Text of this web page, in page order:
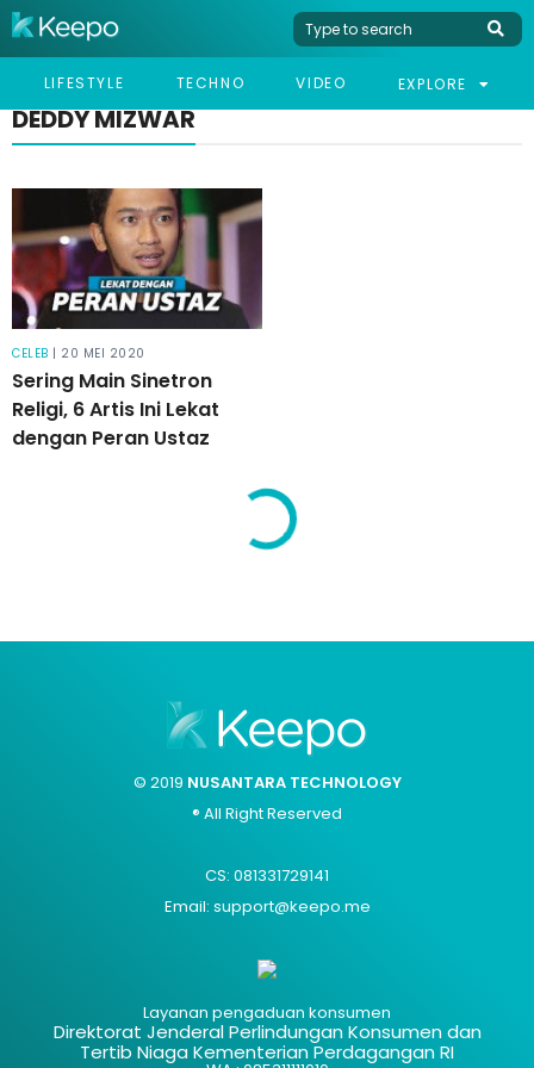
LIFESTYLE TECHNO VIDEO EXPLORE
DEDDY MIZWAR
CELEB | 20 MEI 2020
Sering Main Sinetron
Religi, 6 Artis Ini Lekat
dengan Peran Ustaz
© 2019 NUSANTARA TECHNOLOGY
® All Right Reserved
CS: 081331729141
Email: support@keepo.me
Layanan pengaduan konsumen
Direktorat Jenderal Perlindungan Konsumen dan
Tertib Niaga Kementerian Perdagangan RI